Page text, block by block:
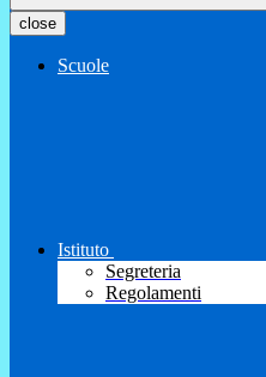
close
Scuole
Istituto
Segreteria
Regolamenti